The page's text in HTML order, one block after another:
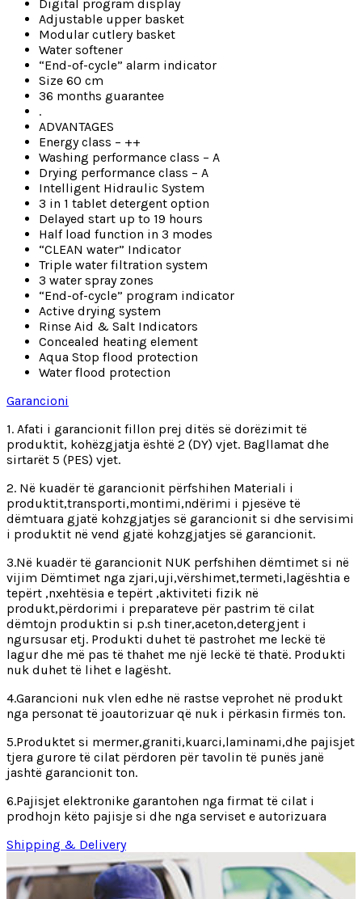
Digital program display
Adjustable upper basket
Modular cutlery basket
Water softener
“End-of-cycle” alarm indicator
Size 60 cm
36 months guarantee
.
ADVANTAGES
Energy class – ++
Washing performance class – A
Drying performance class – A
Intelligent Hidraulic System
3 in 1 tablet detergent option
Delayed start up to 19 hours
Half load function in 3 modes
“CLEAN water” Indicator
Triple water filtration system
3 water spray zones
“End-of-cycle” program indicator
Active drying system
Rinse Aid & Salt Indicators
Concealed heating element
Aqua Stop flood protection
Water flood protection
Garancioni
1. Afati i garancionit fillon prej ditës së dorëzimit të
produktit, kohëzgjatja është 2 (DY) vjet. Bagllamat dhe
sirtarët 5 (PES) vjet.
2. Në kuadër të garancionit përfshihen Materiali i
produktit,transporti,montimi,ndërimi i pjesëve të
dëmtuara gjatë kohzgjatjes së garancionit si dhe servisimi
i produktit në vend gjatë kohzgjatjes së garancionit.
3.Në kuadër të garancionit NUK perfshihen dëmtimet si në
vijim Dëmtimet nga zjari,uji,vërshimet,termeti,lagështia e
tepërt ,nxehtësia e tepërt ,aktiviteti fizik në
produkt,përdorimi i preparateve për pastrim të cilat
dëmtojn produktin si p.sh tiner,aceton,detergjent i
ngursusar etj. Produkti duhet të pastrohet me leckë të
lagur dhe më pas të thahet me një leckë të thatë. Produkti
nuk duhet të lihet e lagësht.
4.Garancioni nuk vlen edhe në rastse veprohet në produkt
nga personat të joautorizuar që nuk i përkasin firmës ton.
5.Produktet si mermer,graniti,kuarci,laminami,dhe pajisjet
tjera gurore të cilat përdoren për tavolin të punës janë
jashtë garancionit ton.
6.Pajisjet elektronike garantohen nga firmat të cilat i
prodhojn këto pajisje si dhe nga serviset e autorizuara
Shipping & Delivery